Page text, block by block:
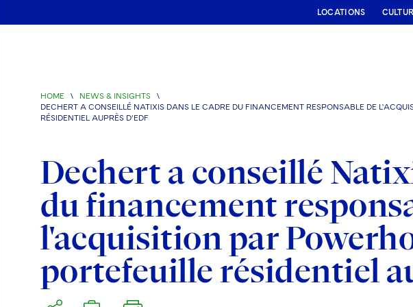
LOCATIONS
HOME \ NEWS & INSIGHTS
\
DECHERT A CONSEILLÉ NATIXIS DANS LE CADRE DU FINANCEMENT RESPONSABLE DE
RÉSIDENTIEL AUPRÈS D’EDF
Dechert a conseillé
du financement
l'acquisition par
portefeuille résidentiel